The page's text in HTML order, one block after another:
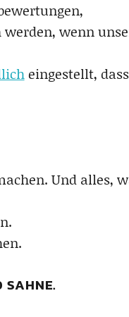
wenn
eingestellt,
Und alles,
SAHNE.